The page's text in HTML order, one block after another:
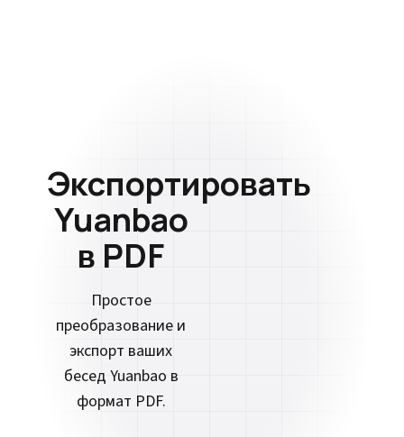
Экспортировать
Yuanbao
в PDF
Простое
преобразование и
экспорт ваших
бесед Yuanbao в
формат PDF.